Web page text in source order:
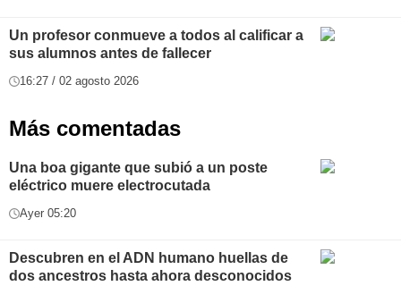
Un profesor conmueve a todos al calificar a
sus alumnos antes de fallecer
16:27 / 02 agosto 2026
Más comentadas
Una boa gigante que subió a un poste
eléctrico muere electrocutada
Ayer 05:20
Descubren en el ADN humano huellas de
dos ancestros hasta ahora desconocidos